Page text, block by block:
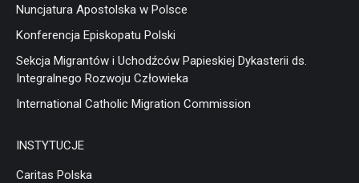
Nuncjatura Apostolska w Polsce
Konferencja Episkopatu Polski
Sekcja Migrantów i Uchodźców Papieskiej Dykasterii ds.
Integralnego Rozwoju Człowieka
International Catholic Migration Commission
INSTYTUCJE
Caritas Polska